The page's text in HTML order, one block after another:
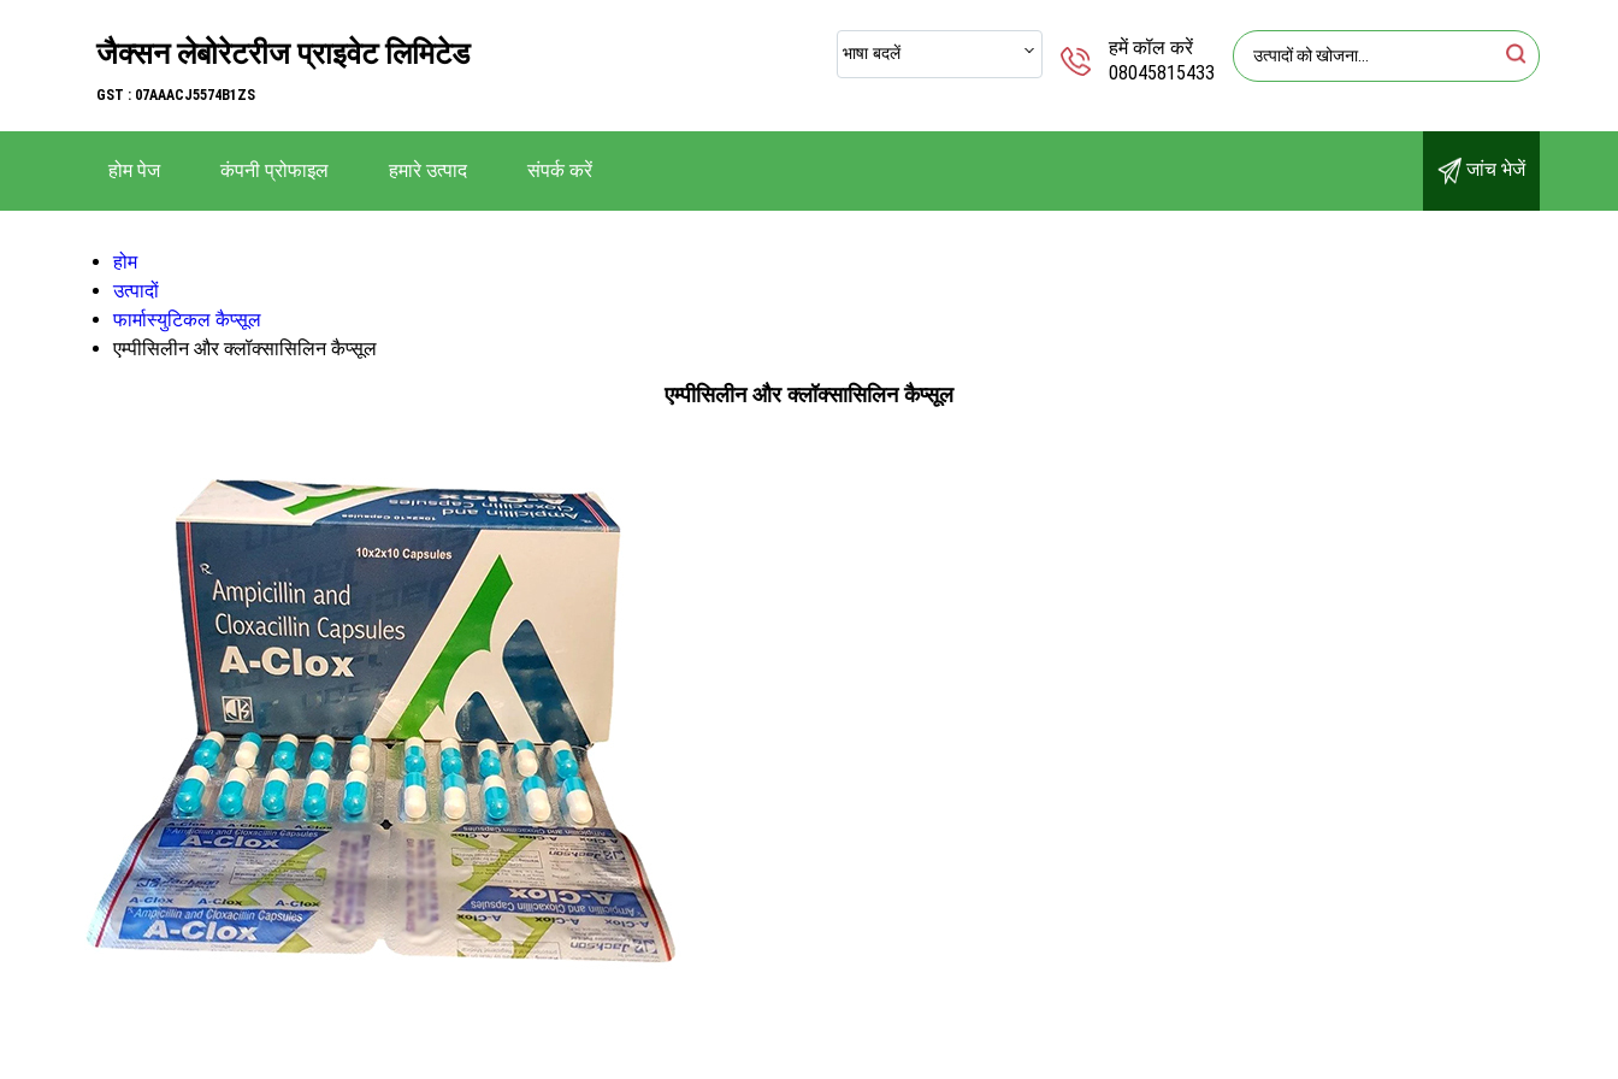
जैक्सन लेबोरेटरीज प्राइवेट लिमिटेड
GST : 07AAACJ5574B1ZS
हमें कॉल करें
08045815433
भाषा बदलें
होम पेज कंपनी प्रोफाइल हमारे उत्पाद संपर्क करें जांच भेजें
होम
उत्पादों
फार्मास्युटिकल कैप्सूल
एम्पीसिलीन और क्लॉक्सासिलिन कैप्सूल
एम्पीसिलीन और क्लॉक्सासिलिन कैप्सूल